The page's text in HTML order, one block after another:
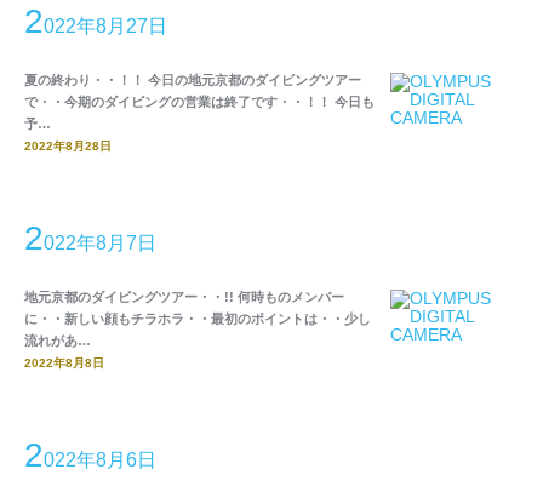
2022年8月27日
夏の終わり・・！！ 今日の地元京都のダイビングツアー
で・・今期のダイビングの営業は終了です・・！！ 今日も
予…
2022年8月28日
2022年8月7日
地元京都のダイビングツアー・・!! 何時ものメンバー
に・・新しい顔もチラホラ・・最初のポイントは・・少し
流れがあ…
2022年8月8日
2022年8月6日